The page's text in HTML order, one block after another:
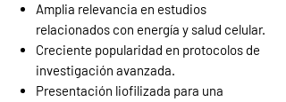
Amplia relevancia en estudios
relacionados con energía y salud celular.
Creciente popularidad en protocolos de
investigación avanzada.
Presentación liofilizada para una